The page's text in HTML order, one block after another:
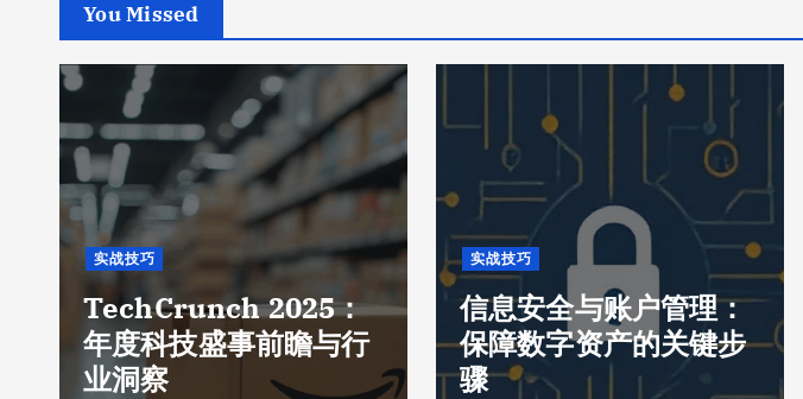
You Missed
实战技巧
TechCrunch 2025：
年度科技盛事前瞻与行
业洞察
实战技巧
信息安全与账户管理：
保障数字资产的关键步
骤